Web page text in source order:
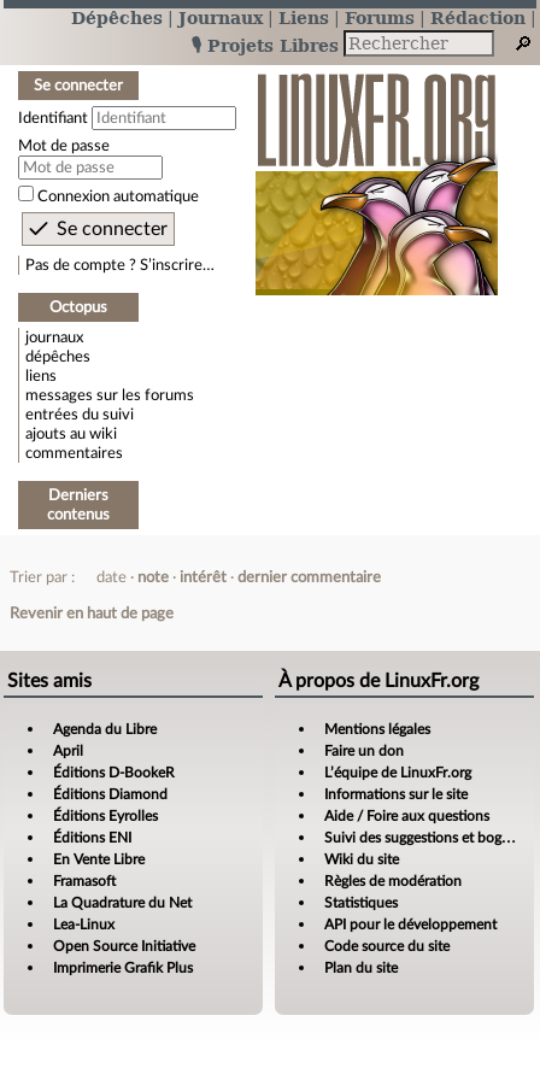
Dépêches Journaux Liens Forums
Rédaction
🎙️ Projets Libres
Se connecter
Identifiant
Mot de passe
Connexion automatique
Pas de compte ? S’inscrire…
Octopus
journaux
dépêches
liens
messages sur les forums
entrées du suivi
ajouts au wiki
commentaires
Derniers
contenus
Trier par : date note intérêt dernier commentaire
Revenir en haut de page
Sites amis
Agenda du Libre
April
Éditions D-BookeR
Éditions Diamond
Éditions Eyrolles
Éditions ENI
En Vente Libre
Framasoft
La Quadrature du Net
Lea-Linux
Open Source Initiative
Imprimerie Grafik Plus
À propos de LinuxFr.org
Mentions légales
Faire un don
L’équipe de LinuxFr.org
Informations sur le site
Aide / Foire aux questions
Suivi des suggestions et bogues
Wiki du site
Règles de modération
Statistiques
API pour le développement
Code source du site
Plan du site